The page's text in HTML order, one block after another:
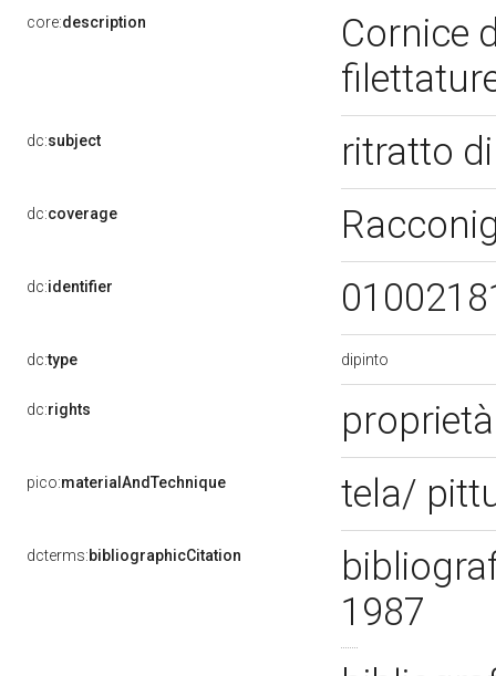
core:description
Cornice
dc:subject ritratto
dc:coverage
dc:identifier
dc:type dipinto
dc:rights
pico:materialAndTechnique tela/
dcterms:bibliographicCitation
1987